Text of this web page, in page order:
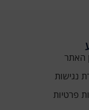
האתר
נגישות
פרטיות